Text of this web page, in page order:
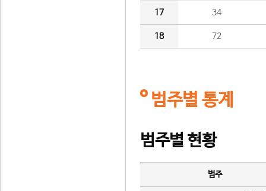
17 34
18 72
범주별 통계
범주별 현황
범주